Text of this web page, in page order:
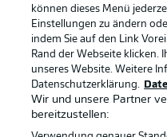
© 2026
Sprachauswahl
können dieses Menü
Einstellungen zu ändern
indem Sie auf den Link
Rand der Webseite klicken.
unseres Website. Weitere
Datenschutzerklärung.
Wir und unsere Partner
bereitzustellen: